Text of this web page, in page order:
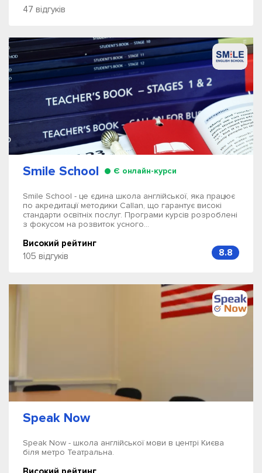
47 відгуків
Smile School Є онлайн-курси
Smile School - це єдина школа англійської, яка працює
по акредитації методики Callan, що гарантує високі
стандарти освітніх послуг. Програми курсів розроблені
з фокусом на розвиток усного...
Високий рейтинг
105 відгуків
8.8
Speak Now
Speak Now - школа англійської мови в центрі Києва
біля метро Театральна.